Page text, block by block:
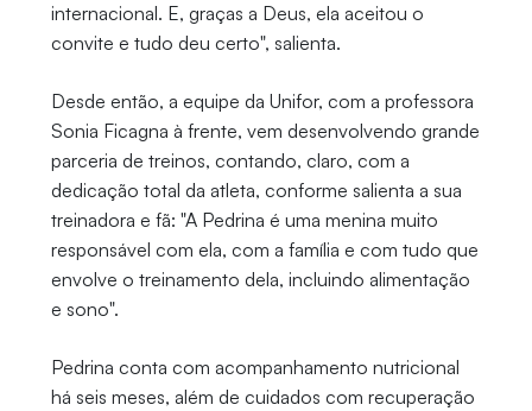
internacional. E, graças a Deus, ela aceitou o
convite e tudo deu certo", salienta.
Desde então, a equipe da Unifor, com a professora
Sonia Ficagna à frente, vem desenvolvendo grande
parceria de treinos, contando, claro, com a
dedicação total da atleta, conforme salienta a sua
treinadora e fã: "A Pedrina é uma menina muito
responsável com ela, com a família e com tudo que
envolve o treinamento dela, incluindo alimentação
e sono".
Pedrina conta com acompanhamento nutricional
há seis meses, além de cuidados com recuperação